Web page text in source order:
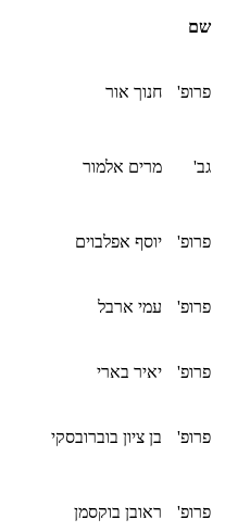
שם
פרופ' חנוך אור
גב' מרים אלמור
פרופ' יוסף אפלבוים
פרופ' עמי ארבל
פרופ' יאיר בארי
פרופ' בן ציון בוברובסקי
פרופ' ראובן בוקסמן